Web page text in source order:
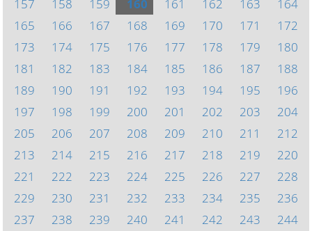
157
158 159 160 161 162 163
164
165
166 167 168 169 170 171
172
173
174 175 176 177 178 179
180
181
182 183 184 185 186 187
188
189
190 191 192 193 194 195
196
197
198 199 200 201 202 203
204
205
206 207 208 209 210 211
212
213
214 215 216 217 218 219
220
221
222 223 224 225 226 227
228
229
230 231 232 233 234 235
236
237
238 239 240 241 242 243
244